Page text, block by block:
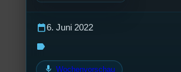
calendar_today6. Juni 2022
label
mic Wochenvorschau